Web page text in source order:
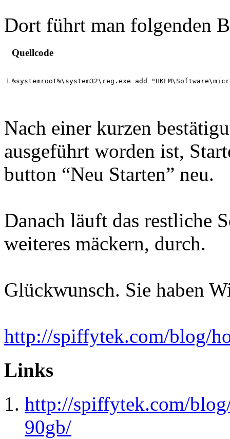
Dort führt man folgenden
Quellcode
%systemroot%\system32\reg.exe add
Nach einer kurzen
ausgeführt worden ist,
button “Neu Starten” neu.
Danach läuft das restliche
weiteres mäckern, durch.
Glückwunsch. Sie haben
http://spiffytek.com/blog/
Links
http://spiffytek.com/
90gb/